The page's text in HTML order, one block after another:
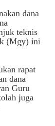
dana
teknis
(Mgy) ini
rapat
dana
Guru
juga